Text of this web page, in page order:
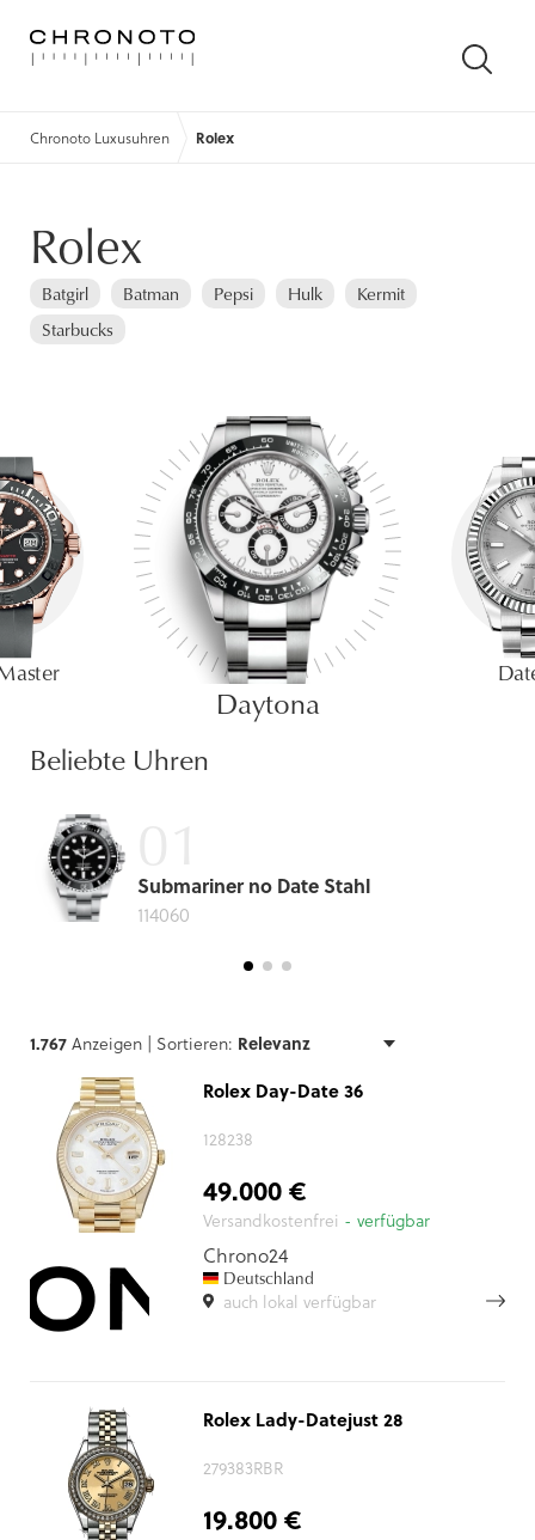
Chronoto Luxusuhren Rolex
Rolex
Batgirl Batman Pepsi Hulk
Kermit
Starbucks
Daytona
Beliebte Uhren
Submariner no Date Stahl
114060
1.767Anzeigen | Sortieren:
Rolex Day-Date 36
128238
49.000 €
Versandkostenfrei - verfügbar
Chrono24
Deutschland
auch lokal verfügbar
Rolex Lady-Datejust 28
279383RBR
19.800 €